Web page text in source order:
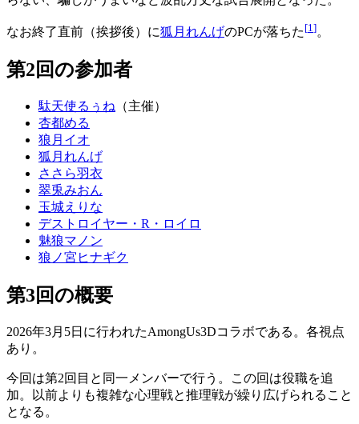
なお終了直前（挨拶後）に狐月れんげのPCが落ちた [1 ]。
第2回の参加者
駄天使るぅね （主催）
杏都める
狼月イオ
狐月れんげ
ささら羽衣
翠兎みおん
玉城えりな
デストロイヤー・R・ロイロ
魅狼マノン
狼ノ宮ヒナギク
第3回の概要
2026年3月5日に行われたAmongUs3Dコラボである。各視点
あり。
今回は第2回目と同一メンバーで行う。この回は役職を追
加。以前よりも複雑な心理戦と推理戦が繰り広げられること
となる。